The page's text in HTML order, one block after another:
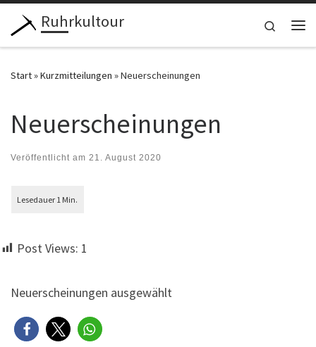
Zum Inhalt springen
Ruhrkultour
Search
Start»Kurzmitteilungen »Neuerscheinungen
Neuerscheinungen
Veröffentlicht am 21. August 2020
Post Views: 1
Neuerscheinungen ausgewählt